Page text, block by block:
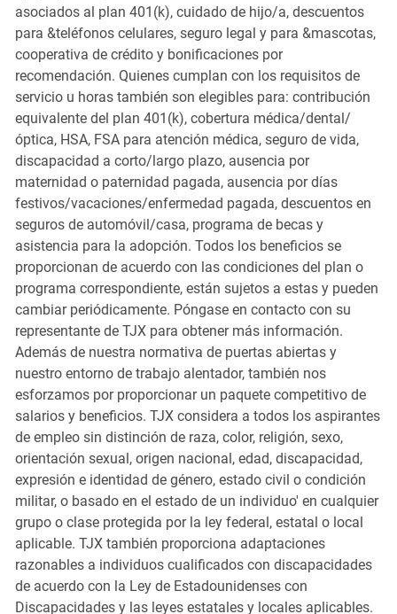
asociados al plan 401(k), cuidado de hijo/a, descuentos
para &teléfonos celulares, seguro legal y para &mascotas,
cooperativa de crédito y bonificaciones por
recomendación. Quienes cumplan con los requisitos de
servicio u horas también son elegibles para: contribución
equivalente del plan 401(k), cobertura médica/dental/
óptica, HSA, FSA para atención médica, seguro de vida,
discapacidad a corto/largo plazo, ausencia por
maternidad o paternidad pagada, ausencia por días
festivos/vacaciones/enfermedad pagada, descuentos en
seguros de automóvil/casa, programa de becas y
asistencia para la adopción. Todos los beneficios se
proporcionan de acuerdo con las condiciones del plan o
programa correspondiente, están sujetos a estas y pueden
cambiar periódicamente. Póngase en contacto con su
representante de TJX para obtener más información.
Además de nuestra normativa de puertas abiertas y
nuestro entorno de trabajo alentador, también nos
esforzamos por proporcionar un paquete competitivo de
salarios y beneficios. TJX considera a todos los aspirantes
de empleo sin distinción de raza, color, religión, sexo,
orientación sexual, origen nacional, edad, discapacidad,
expresión e identidad de género, estado civil o condición
militar, o basado en el estado de un individuo' en cualquier
grupo o clase protegida por la ley federal, estatal o local
aplicable. TJX también proporciona adaptaciones
razonables a individuos cualificados con discapacidades
de acuerdo con la Ley de Estadounidenses con
Discapacidades y las leyes estatales y locales aplicables.